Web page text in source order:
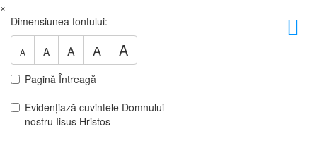
×
Dimensiunea fontului:
A A A A A
Pagină Întreagă
Evidențiază cuvintele Domnului
nostru Iisus Hristos